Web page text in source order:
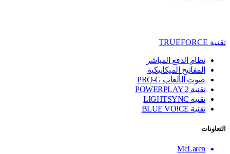
تقنية TRUEFORCE
نظام الدفع المباشر
المفاتيح الميكانيكية
صوت الألعاب PRO-G
تقنية ‏POWERPLAY 2
تقنية LIGHTSYNC
تقنية BLUE VO!CE
التعاونات
McLaren